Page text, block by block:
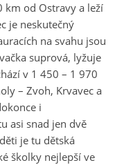
km od Ostravy a leží
je neskutečný
na svahu jsou
suprová, lyžuje
v 1 450 – 1 970
– Zvoh, Krvavec a
i
asi snad jen dvě
je tu dětská
školky nejlepší ve